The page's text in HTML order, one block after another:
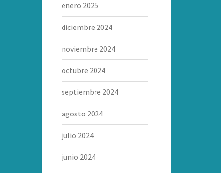
enero 2025
diciembre 2024
noviembre 2024
octubre 2024
septiembre 2024
agosto 2024
julio 2024
junio 2024